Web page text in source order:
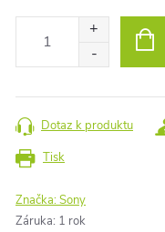
Tisk
Dotaz k produktu
Značka:Sony
Záruka: 1 rok